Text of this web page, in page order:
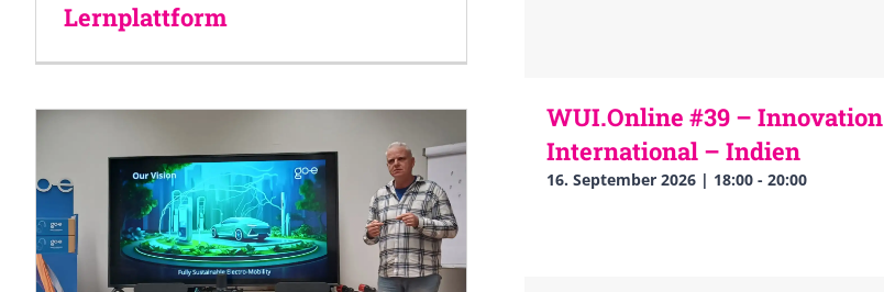
Lernplattform
WUI.Online #39 – Innovation
International – Indien
16. September 2026 | 18:00- 20:00